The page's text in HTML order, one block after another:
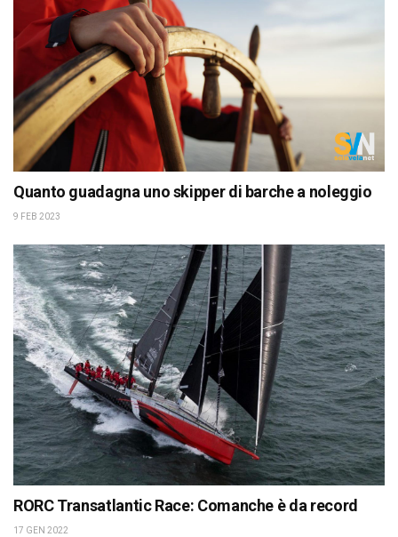
Quanto guadagna uno skipper di barche a noleggio
9 FEB 2023
RORC Transatlantic Race: Comanche è da record
17 GEN 2022